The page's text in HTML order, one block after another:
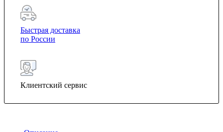
Быстрая доставка
по России
Клиентский сервис